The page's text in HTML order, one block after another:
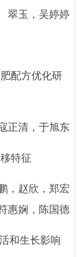
翠玉，吴婷婷
配方优化研
正清，于旭东
特征
，赵欣，郑宏
惠娴，陈国德
和生长影响